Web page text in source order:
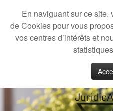
En naviguant sur ce site,
de Cookies pour vous
vos centres d’intérêts et